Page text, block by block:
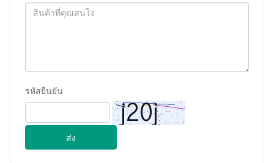
รหัสยืนยัน
ส่ง